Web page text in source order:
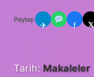
Paylaş:
✈ f 𝕏
Tarih: Makaleler